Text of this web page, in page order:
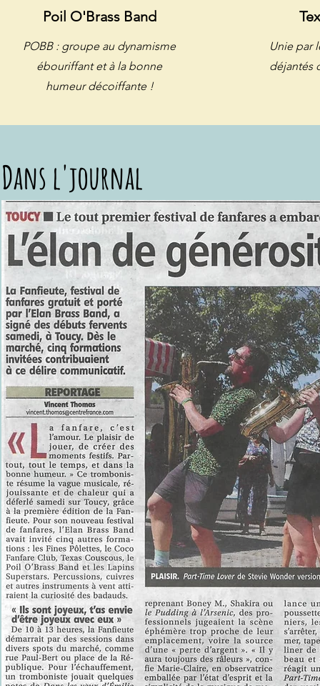
Poil O'Brass Band
POBB : groupe au dynamisme
ébouriffant et à la bonne
humeur décoiffante !
Unie par
déjantés
Dans l'journal